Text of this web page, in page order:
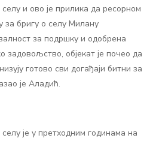
и ово је прилика да ресорном
за бригу о селу Милану
за подршку и одобрена
задовољство, објекат је почео да
готово сви догађаји битни за
је Аладић.
је у претходним годинама на